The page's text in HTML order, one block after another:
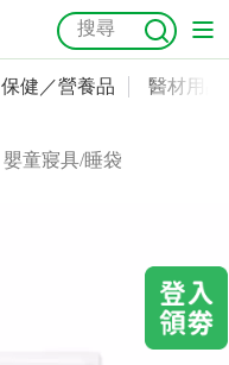
魚油 幼兒米餅
保健／營養品 醫材用品
嬰童寢具/睡袋